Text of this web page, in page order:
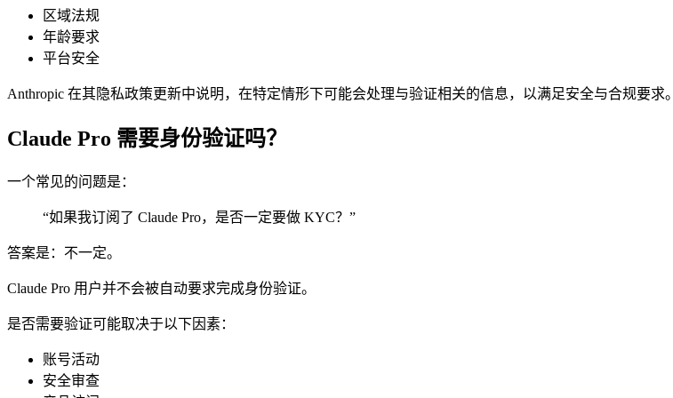
区域法规
年龄要求
平台安全
Anthropic 在其隐私政策更新中说明，在特定情形下可能会处理与验证相关的信息，以满足安全与合规要求。
Claude Pro 需要身份验证吗？
一个常见的问题是：
“如果我订阅了 Claude Pro，是否一定要做 KYC？”
答案是：不一定。
Claude Pro 用户并不会被自动要求完成身份验证。
是否需要验证可能取决于以下因素：
账号活动
安全审查